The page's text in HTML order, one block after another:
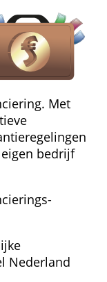
Met
bedrijf
Nederland